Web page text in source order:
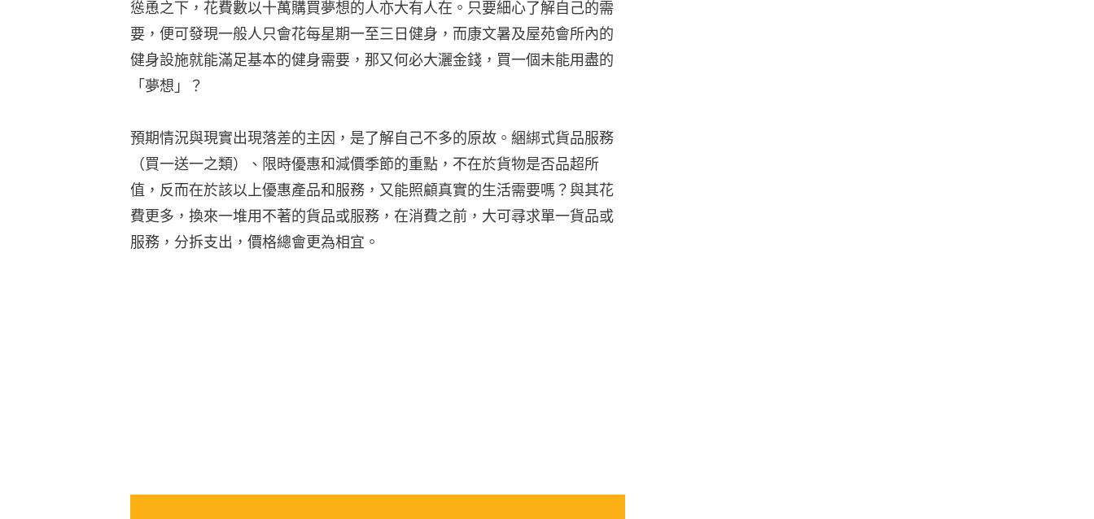
慫恿之下，花費數以十萬購買夢想的人亦大有人在。只要細心了解自己的需
要，便可發現一般人只會花每星期一至三日健身，而康文暑及屋苑會所內的
健身設施就能滿足基本的健身需要，那又何必大灑金錢，買一個未能用盡的
「夢想」？
預期情況與現實出現落差的主因，是了解自己不多的原故。綑綁式貨品服務
（買一送一之類）、限時優惠和減價季節的重點，不在於貨物是否品超所
值，反而在於該以上優惠產品和服務，又能照顧真實的生活需要嗎？與其花
費更多，換來一堆用不著的貨品或服務，在消費之前，大可尋求單一貨品或
服務，分拆支出，價格總會更為相宜。